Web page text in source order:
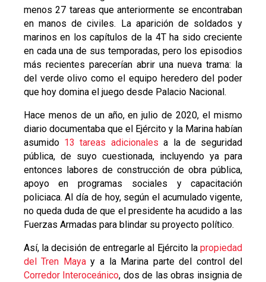
menos 27 tareas que anteriormente se encontraban
en manos de civiles. La aparición de soldados y
marinos en los capítulos de la 4T ha sido creciente
en cada una de sus temporadas, pero los episodios
más recientes parecerían abrir una nueva trama: la
del verde olivo como el equipo heredero del poder
que hoy domina el juego desde Palacio Nacional.
Hace menos de un año, en julio de 2020, el mismo
diario documentaba que el Ejército y la Marina habían
asumido 13 tareas adicionales a la de seguridad
pública, de suyo cuestionada, incluyendo ya para
entonces labores de construcción de obra pública,
apoyo en programas sociales y capacitación
policiaca. Al día de hoy, según el acumulado vigente,
no queda duda de que el presidente ha acudido a las
Fuerzas Armadas para blindar su proyecto político.
Así, la decisión de entregarle al Ejército lapropiedad
del Tren Mayay a la Marina parte del control del
Corredor Interoceánico, dos de las obras insignia de